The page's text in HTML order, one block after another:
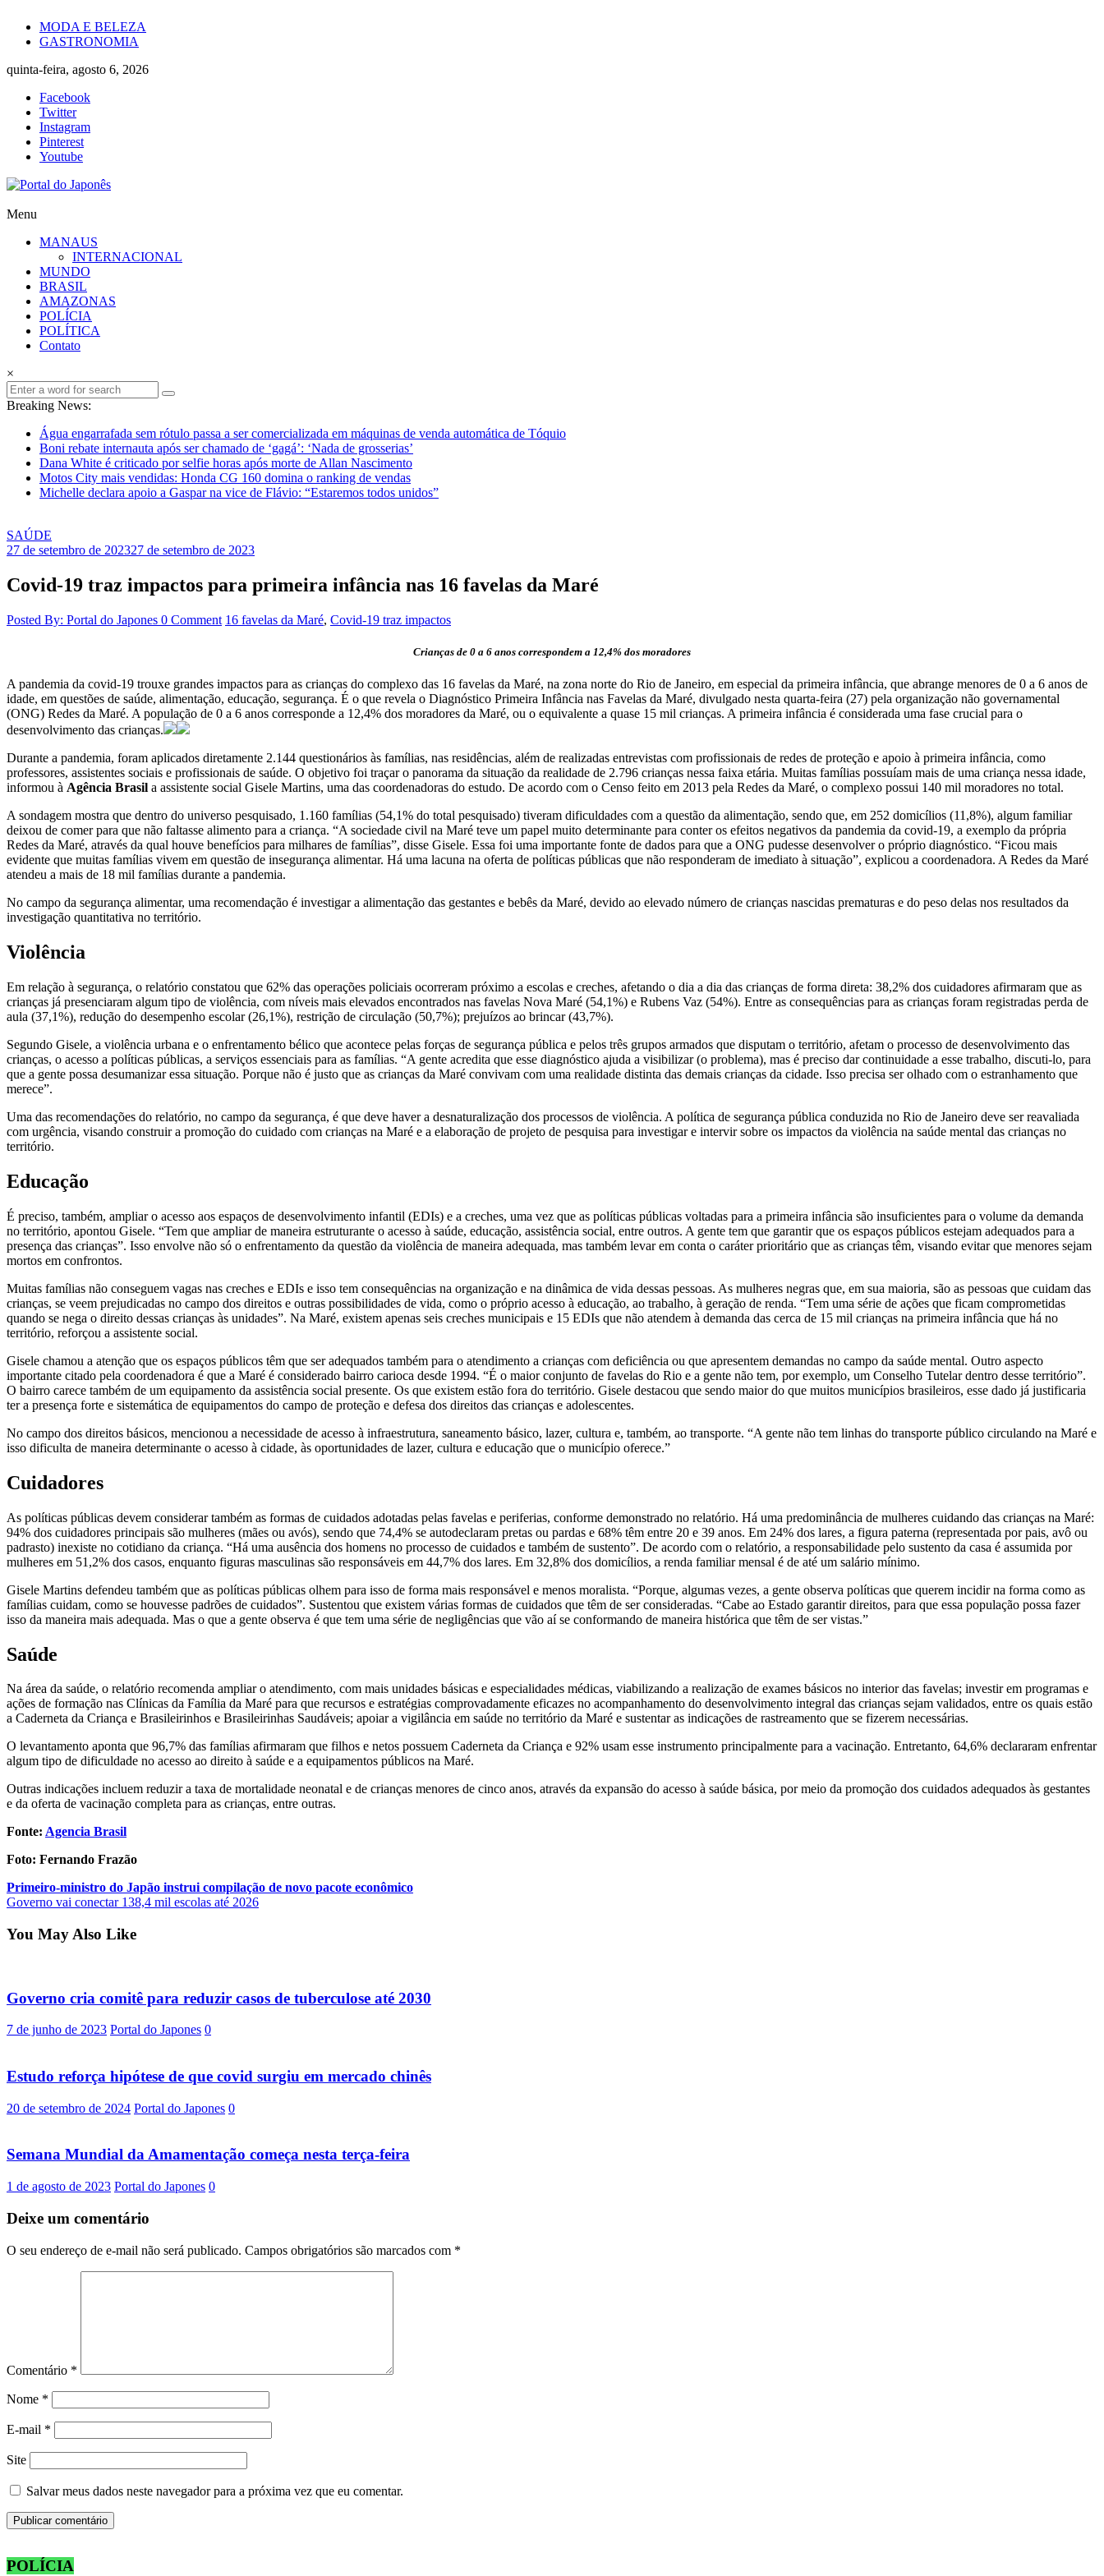
content
MODA E BELEZA
GASTRONOMIA
quinta-feira, agosto 6, 2026
Facebook
Twitter
Instagram
Pinterest
Youtube
Portal
Japonês
Japão
mais
perto
Menu
MANAUS
INTERNACIONAL
MUNDO
BRASIL
AMAZONAS
POLÍCIA
POLÍTICA
Contato
×
Breaking News:
Água engarrafada sem rótulo passa a ser comercializada em máquinas de venda automática de Tóquio
Boni rebate internauta após ser chamado de ‘gagá’: ‘Nada de grosserias’
Dana White é criticado por selfie horas após morte de Allan Nascimento
Motos City mais vendidas: Honda CG 160 domina o ranking de vendas
Michelle declara apoio a Gaspar na vice de Flávio: “Estaremos todos unidos”
SAÚDE
27 de setembro de 202327 de setembro de 2023
Covid-19 traz impactos para primeira infância nas 16 favelas da Maré
Posted By: Portal do Japones 0 Comment 16 favelas da Maré, Covid-19 traz impactos
Crianças de 0 a 6 anos correspondem a 12,4% dos moradores
A pandemia da covid-19 trouxe grandes impactos para as crianças do complexo das 16 favelas da Maré, na zona norte do Rio de Janeiro, em especial da primeira infância, que abrange menores de 0 a 6 anos de
idade, em questões de saúde, alimentação, educação, segurança. É o que revela o Diagnóstico Primeira Infância nas Favelas da Maré, divulgado nesta quarta-feira (27) pela organização não governamental
(ONG) Redes da Maré. A população de 0 a 6 anos corresponde a 12,4% dos moradores da Maré, ou o equivalente a quase 15 mil crianças. A primeira infância é considerada uma fase crucial para o
desenvolvimento das crianças.
Durante a pandemia, foram aplicados diretamente 2.144 questionários às famílias, nas residências, além de realizadas entrevistas com profissionais de redes de proteção e apoio à primeira infância, como
professores, assistentes sociais e profissionais de saúde. O objetivo foi traçar o panorama da situação da realidade de 2.796 crianças nessa faixa etária. Muitas famílias possuíam mais de uma criança nessa idade,
informou à Agência Brasil a assistente social Gisele Martins, uma das coordenadoras do estudo. De acordo com o Censo feito em 2013 pela Redes da Maré, o complexo possui 140 mil moradores no total.
A sondagem mostra que dentro do universo pesquisado, 1.160 famílias (54,1% do total pesquisado) tiveram dificuldades com a questão da alimentação, sendo que, em 252 domicílios (11,8%), algum familiar
deixou de comer para que não faltasse alimento para a criança. “A sociedade civil na Maré teve um papel muito determinante para conter os efeitos negativos da pandemia da covid-19, a exemplo da própria
Redes da Maré, através da qual houve benefícios para milhares de famílias”, disse Gisele. Essa foi uma importante fonte de dados para que a ONG pudesse desenvolver o próprio diagnóstico. “Ficou mais
evidente que muitas famílias vivem em questão de insegurança alimentar. Há uma lacuna na oferta de políticas públicas que não responderam de imediato à situação”, explicou a coordenadora. A Redes da Maré
atendeu a mais de 18 mil famílias durante a pandemia.
No campo da segurança alimentar, uma recomendação é investigar a alimentação das gestantes e bebês da Maré, devido ao elevado número de crianças nascidas prematuras e do peso delas nos resultados da
investigação quantitativa no território.
Violência
Em relação à segurança, o relatório constatou que 62% das operações policiais ocorreram próximo a escolas e creches, afetando o dia a dia das crianças de forma direta: 38,2% dos cuidadores afirmaram que as
crianças já presenciaram algum tipo de violência, com níveis mais elevados encontrados nas favelas Nova Maré (54,1%) e Rubens Vaz (54%). Entre as consequências para as crianças foram registradas perda de
aula (37,1%), redução do desempenho escolar (26,1%), restrição de circulação (50,7%); prejuízos ao brincar (43,7%).
Segundo Gisele, a violência urbana e o enfrentamento bélico que acontece pelas forças de segurança pública e pelos três grupos armados que disputam o território, afetam o processo de desenvolvimento das
crianças, o acesso a políticas públicas, a serviços essenciais para as famílias. “A gente acredita que esse diagnóstico ajuda a visibilizar (o problema), mas é preciso dar continuidade a esse trabalho, discuti-lo, para
que a gente possa desumanizar essa situação. Porque não é justo que as crianças da Maré convivam com uma realidade distinta das demais crianças da cidade. Isso precisa ser olhado com o estranhamento que
merece”.
Uma das recomendações do relatório, no campo da segurança, é que deve haver a desnaturalização dos processos de violência. A política de segurança pública conduzida no Rio de Janeiro deve ser reavaliada
com urgência, visando construir a promoção do cuidado com crianças na Maré e a elaboração de projeto de pesquisa para investigar e intervir sobre os impactos da violência na saúde mental das crianças no
território.
Educação
É preciso, também, ampliar o acesso aos espaços de desenvolvimento infantil (EDIs) e a creches, uma vez que as políticas públicas voltadas para a primeira infância são insuficientes para o volume da demanda
no território, apontou Gisele. “Tem que ampliar de maneira estruturante o acesso à saúde, educação, assistência social, entre outros. A gente tem que garantir que os espaços públicos estejam adequados para a
presença das crianças”. Isso envolve não só o enfrentamento da questão da violência de maneira adequada, mas também levar em conta o caráter prioritário que as crianças têm, visando evitar que menores sejam
mortos em confrontos.
Muitas famílias não conseguem vagas nas creches e EDIs e isso tem consequências na organização e na dinâmica de vida dessas pessoas. As mulheres negras que, em sua maioria, são as pessoas que cuidam das
crianças, se veem prejudicadas no campo dos direitos e outras possibilidades de vida, como o próprio acesso à educação, ao trabalho, à geração de renda. “Tem uma série de ações que ficam comprometidas
quando se nega o direito dessas crianças às unidades”. Na Maré, existem apenas seis creches municipais e 15 EDIs que não atendem à demanda das cerca de 15 mil crianças na primeira infância que há no
território, reforçou a assistente social.
Gisele chamou a atenção que os espaços públicos têm que ser adequados também para o atendimento a crianças com deficiência ou que apresentem demandas no campo da saúde mental. Outro aspecto
importante citado pela coordenadora é que a Maré é considerado bairro carioca desde 1994. “É o maior conjunto de favelas do Rio e a gente não tem, por exemplo, um Conselho Tutelar dentro desse território”.
O bairro carece também de um equipamento da assistência social presente. Os que existem estão fora do território. Gisele destacou que sendo maior do que muitos municípios brasileiros, esse dado já justificaria
ter a presença forte e sistemática de equipamentos do campo de proteção e defesa dos direitos das crianças e adolescentes.
No campo dos direitos básicos, mencionou a necessidade de acesso à infraestrutura, saneamento básico, lazer, cultura e, também, ao transporte. “A gente não tem linhas do transporte público circulando na Maré e
isso dificulta de maneira determinante o acesso à cidade, às oportunidades de lazer, cultura e educação que o município oferece.”
Cuidadores
As políticas públicas devem considerar também as formas de cuidados adotadas pelas favelas e periferias, conforme demonstrado no relatório. Há uma predominância de mulheres cuidando das crianças na Maré:
94% dos cuidadores principais são mulheres (mães ou avós), sendo que 74,4% se autodeclaram pretas ou pardas e 68% têm entre 20 e 39 anos. Em 24% dos lares, a figura paterna (representada por pais, avô ou
padrasto) inexiste no cotidiano da criança. “Há uma ausência dos homens no processo de cuidados e também de sustento”. De acordo com o relatório, a responsabilidade pelo sustento da casa é assumida por
mulheres em 51,2% dos casos, enquanto figuras masculinas são responsáveis em 44,7% dos lares. Em 32,8% dos domicílios, a renda familiar mensal é de até um salário mínimo.
Gisele Martins defendeu também que as políticas públicas olhem para isso de forma mais responsável e menos moralista. “Porque, algumas vezes, a gente observa políticas que querem incidir na forma como as
famílias cuidam, como se houvesse padrões de cuidados”. Sustentou que existem várias formas de cuidados que têm de ser consideradas. “Cabe ao Estado garantir direitos, para que essa população possa fazer
isso da maneira mais adequada. Mas o que a gente observa é que tem uma série de negligências que vão aí se conformando de maneira histórica que têm de ser vistas.”
Saúde
Na área da saúde, o relatório recomenda ampliar o atendimento, com mais unidades básicas e especialidades médicas, viabilizando a realização de exames básicos no interior das favelas; investir em programas e
ações de formação nas Clínicas da Família da Maré para que recursos e estratégias comprovadamente eficazes no acompanhamento do desenvolvimento integral das crianças sejam validados, entre os quais estão
a Caderneta da Criança e Brasileirinhos e Brasileirinhas Saudáveis; apoiar a vigilância em saúde no território da Maré e sustentar as indicações de rastreamento que se fizerem necessárias.
O levantamento aponta que 96,7% das famílias afirmaram que filhos e netos possuem Caderneta da Criança e 92% usam esse instrumento principalmente para a vacinação. Entretanto, 64,6% declararam enfrentar
algum tipo de dificuldade no acesso ao direito à saúde e a equipamentos públicos na Maré.
Outras indicações incluem reduzir a taxa de mortalidade neonatal e de crianças menores de cinco anos, através da expansão do acesso à saúde básica, por meio da promoção dos cuidados adequados às gestantes
e da oferta de vacinação completa para as crianças, entre outras.
Fonte: Agencia Brasil
Foto: Fernando Frazão
Post
navigation
Primeiro-ministro do Japão instrui compilação de novo pacote econômico
Governo vai conectar 138,4 mil escolas até 2026
You May Also Like
Governo cria comitê para reduzir casos de tuberculose até 2030
7 de junho de 2023 Portal do Japones 0
Estudo reforça hipótese de que covid surgiu em mercado chinês
20 de setembro de 2024 Portal do Japones 0
Semana Mundial da Amamentação começa nesta terça-feira
1 de agosto de 2023 Portal do Japones 0
Deixe um comentário
O seu endereço de e-mail não será publicado. Campos obrigatórios são marcados com *
Comentário *
Nome *
E-mail *
Site
Salvar meus dados neste navegador para a próxima vez que eu comentar.
POLÍCIA